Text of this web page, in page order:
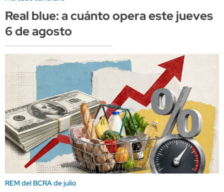
Real blue: a cuánto opera este jueves
6 de agosto
REM del BCRA de julio